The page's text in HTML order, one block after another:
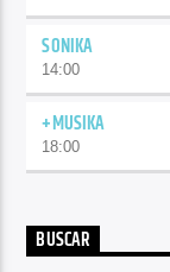
SONIKA
14:00
+MUSIKA
18:00
BUSCAR